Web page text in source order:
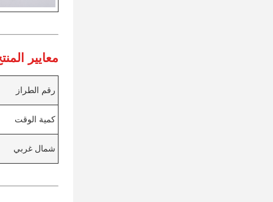
معايير
رقم الطراز
كمية الوقت
شمال غربي